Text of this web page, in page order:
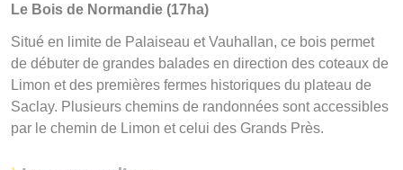
Le Bois de Normandie (17ha)
Situé en limite de Palaiseau et Vauhallan, ce bois permet
de débuter de grandes balades en direction des coteaux de
Limon et des premières fermes historiques du plateau de
Saclay. Plusieurs chemins de randonnées sont accessibles
par le chemin de Limon et celui des Grands Près.